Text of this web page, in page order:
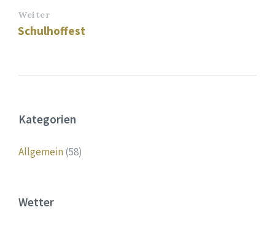
Weiter
Schulhoffest
Kategorien
Allgemein(58)
Wetter